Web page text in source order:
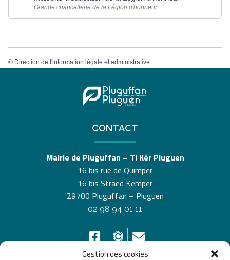
Gestion des cookies
Grande chancellerie de la Légion d'honneur
© Direction de l'information légale et administrative
CONTACT
Mairie de Pluguffan – Ti Kêr Pluguen
16 bis rue de Quimper
16 bis Straed Kemper
29700 Pluguffan – Pluguen
02 98 94 01 11